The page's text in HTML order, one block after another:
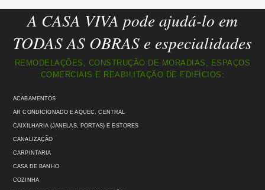
A CASA VIVA pode ajudá-lo em
TODAS AS OBRAS e especialidades
REMODELAÇÕES, CONSTRUÇÃO DE MORADIAS, ESPAÇOS
COMERCIAIS E REABILITAÇÃO DE EDIFÍCIOS:
ACABAMENTOS
AR CONDICIONADO E AQUEC. CENTRAL
CAIXILHARIA (JANELAS, PORTAS) E ESTORES
CANALIZAÇÃO
CARPINTARIA
CASA DE BANHO
COZINHA